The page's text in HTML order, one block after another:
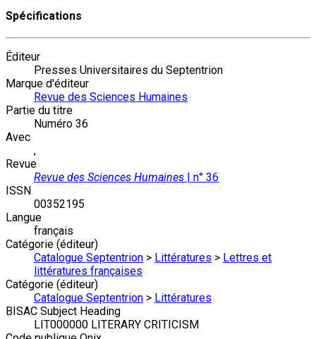
Spécifications
Éditeur
Presses Universitaires du Septentrion
Marque d'éditeur
Revue des Sciences Humaines
Partie du titre
Numéro 36
Avec
,
Revue
Revue des Sciences Humaines | n° 36
ISSN
00352195
Langue
français
Catégorie (éditeur)
Catalogue Septentrion > Littératures > Lettres et
littératures françaises
Catégorie (éditeur)
Catalogue Septentrion > Littératures
BISAC Subject Heading
LIT000000 LITERARY CRITICISM